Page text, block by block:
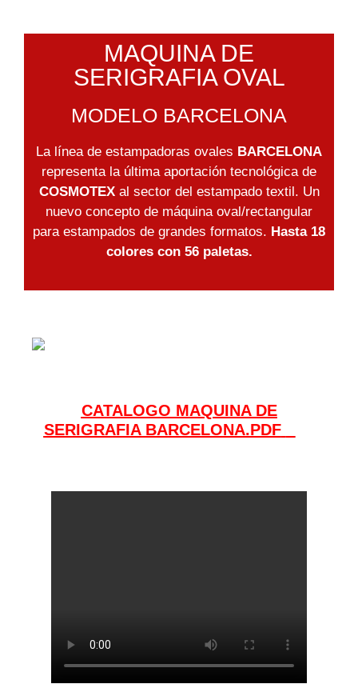
MAQUINA DE
SERIGRAFIA OVAL
MODELO BARCELONA
La línea de estampadoras ovales BARCELONA
representa la última aportación tecnológica de
COSMOTEXal sector del estampado textil. Un
nuevo concepto de máquina oval/rectangular
para estampados de grandes formatos. Hasta 18
colores con 56 paletas.
CATALOGO MAQUINA DE
SERIGRAFIA BARCELONA.PDF